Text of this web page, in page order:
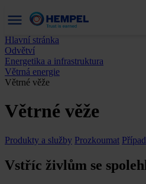
Hlavní stránka
Odvětví
Energetika a infrastruktura
Větrná energie
Větrné věže
Větrné věže
Produkty a služby Prozkoumat
Vstříc živlům se